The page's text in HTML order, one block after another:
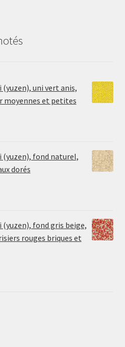
uni vert anis,
moyennes et petites
(yuzen), fond naturel,
dorés
fond gris beige,
rouges briques et